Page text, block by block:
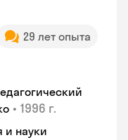
29 лет опыта
• 1996 г.
и науки